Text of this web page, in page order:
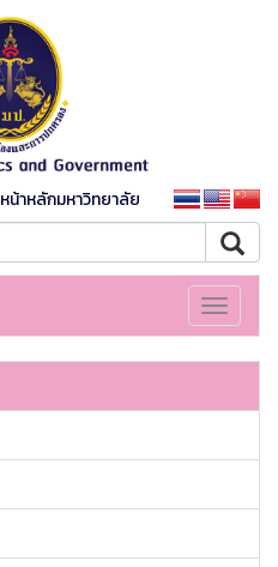
หน้าหลักมหาวิทยาลัย
Toggle